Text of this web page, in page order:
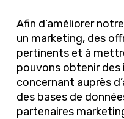
Afin d’améliorer
un marketing, des
pertinents et à
pouvons obtenir
concernant auprès
des bases de
partenaires